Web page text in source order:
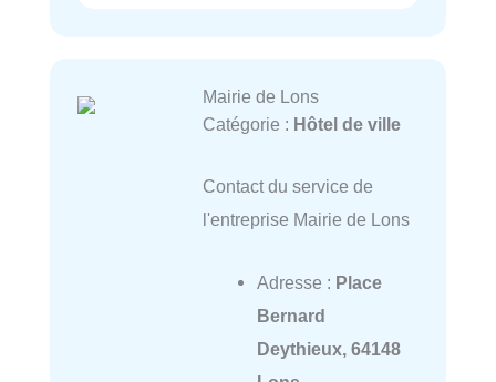
Mairie de Lons
Catégorie : Hôtel de ville
Contact du service de
l'entreprise Mairie de Lons
Adresse : Place
Bernard
Deythieux, 64148